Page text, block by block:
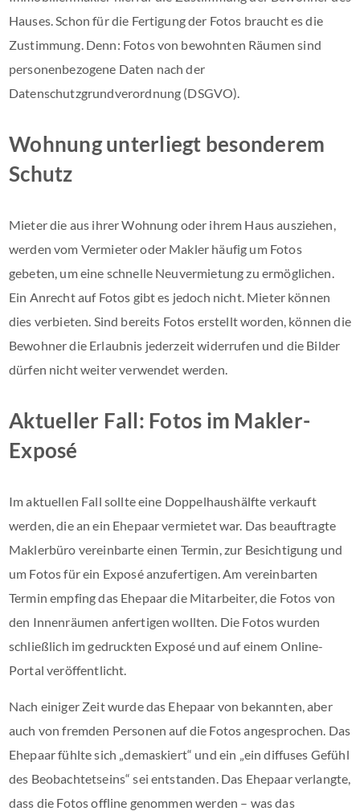
Hauses. Schon für die Fertigung der Fotos braucht es die
Zustimmung. Denn: Fotos von bewohnten Räumen sind
personenbezogene Daten nach der
Datenschutzgrundverordnung (DSGVO).
Wohnung unterliegt besonderem
Schutz
Mieter die aus ihrer Wohnung oder ihrem Haus ausziehen,
werden vom Vermieter oder Makler häufig um Fotos
gebeten, um eine schnelle Neuvermietung zu ermöglichen.
Ein Anrecht auf Fotos gibt es jedoch nicht. Mieter können
dies verbieten. Sind bereits Fotos erstellt worden, können die
Bewohner die Erlaubnis jederzeit widerrufen und die Bilder
dürfen nicht weiter verwendet werden.
Aktueller Fall: Fotos im Makler-
Exposé
Im aktuellen Fall sollte eine Doppelhaushälfte verkauft
werden, die an ein Ehepaar vermietet war. Das beauftragte
Maklerbüro vereinbarte einen Termin, zur Besichtigung und
um Fotos für ein Exposé anzufertigen. Am vereinbarten
Termin empfing das Ehepaar die Mitarbeiter, die Fotos von
den Innenräumen anfertigen wollten. Die Fotos wurden
schließlich im gedruckten Exposé und auf einem Online-
Portal veröffentlicht.
Nach einiger Zeit wurde das Ehepaar von bekannten, aber
auch von fremden Personen auf die Fotos angesprochen. Das
Ehepaar fühlte sich „demaskiert“ und ein „ein diffuses Gefühl
des Beobachtetseins“ sei entstanden. Das Ehepaar verlangte,
dass die Fotos offline genommen werden – was das